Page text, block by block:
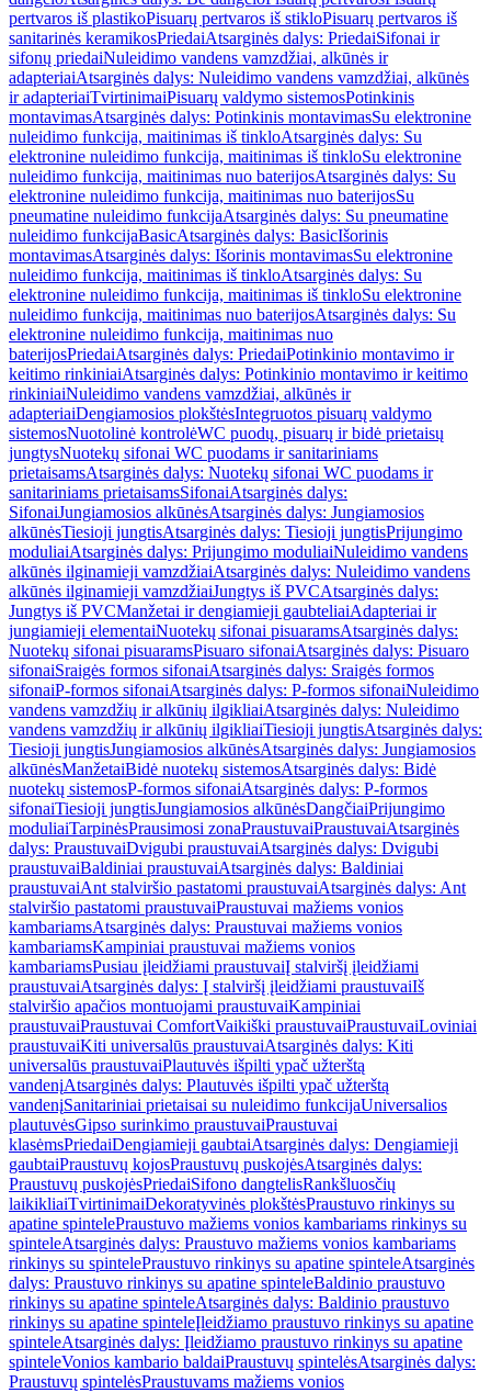
pertvaros iš plastikoPisuarų pertvaros iš stikloPisuarų pertvaros iš
sanitarinės keramikosPriedaiAtsarginės dalys: PriedaiSifonai ir
sifonų priedaiNuleidimo vandens vamzdžiai, alkūnės ir
adapteriaiAtsarginės dalys: Nuleidimo vandens vamzdžiai, alkūnės
ir adapteriaiTvirtinimaiPisuarų valdymo sistemosPotinkinis
montavimasAtsarginės dalys: Potinkinis montavimasSu elektronine
nuleidimo funkcija, maitinimas iš tinkloAtsarginės dalys: Su
elektronine nuleidimo funkcija, maitinimas iš tinkloSu elektronine
nuleidimo funkcija, maitinimas nuo baterijosAtsarginės dalys: Su
elektronine nuleidimo funkcija, maitinimas nuo baterijosSu
pneumatine nuleidimo funkcijaAtsarginės dalys: Su pneumatine
nuleidimo funkcijaBasicAtsarginės dalys: BasicIšorinis
montavimasAtsarginės dalys: Išorinis montavimasSu elektronine
nuleidimo funkcija, maitinimas iš tinkloAtsarginės dalys: Su
elektronine nuleidimo funkcija, maitinimas iš tinkloSu elektronine
nuleidimo funkcija, maitinimas nuo baterijosAtsarginės dalys: Su
elektronine nuleidimo funkcija, maitinimas nuo
baterijosPriedaiAtsarginės dalys: PriedaiPotinkinio montavimo ir
keitimo rinkiniaiAtsarginės dalys: Potinkinio montavimo ir keitimo
rinkiniaiNuleidimo vandens vamzdžiai, alkūnės ir
adapteriaiDengiamosios plokštėsIntegruotos pisuarų valdymo
sistemosNuotolinė kontrolėWC puodų, pisuarų ir bidė prietaisų
jungtysNuotekų sifonai WC puodams ir sanitariniams
prietaisamsAtsarginės dalys: Nuotekų sifonai WC puodams ir
sanitariniams prietaisamsSifonaiAtsarginės dalys:
SifonaiJungiamosios alkūnėsAtsarginės dalys: Jungiamosios
alkūnėsTiesioji jungtisAtsarginės dalys: Tiesioji jungtisPrijungimo
moduliaiAtsarginės dalys: Prijungimo moduliaiNuleidimo vandens
alkūnės ilginamieji vamzdžiaiAtsarginės dalys: Nuleidimo vandens
alkūnės ilginamieji vamzdžiaiJungtys iš PVCAtsarginės dalys:
Jungtys iš PVCManžetai ir dengiamieji gaubteliaiAdapteriai ir
jungiamieji elementaiNuotekų sifonai pisuaramsAtsarginės dalys:
Nuotekų sifonai pisuaramsPisuaro sifonaiAtsarginės dalys: Pisuaro
sifonaiSraigės formos sifonaiAtsarginės dalys: Sraigės formos
sifonaiP-formos sifonaiAtsarginės dalys: P-formos sifonaiNuleidimo
vandens vamzdžių ir alkūnių ilgikliaiAtsarginės dalys: Nuleidimo
vandens vamzdžių ir alkūnių ilgikliaiTiesioji jungtisAtsarginės dalys:
Tiesioji jungtisJungiamosios alkūnėsAtsarginės dalys: Jungiamosios
alkūnėsManžetaiBidė nuotekų sistemosAtsarginės dalys: Bidė
nuotekų sistemosP-formos sifonaiAtsarginės dalys: P-formos
sifonaiTiesioji jungtisJungiamosios alkūnėsDangčiaiPrijungimo
moduliaiTarpinėsPrausimosi zonaPraustuvaiPraustuvaiAtsarginės
dalys: PraustuvaiDvigubi praustuvaiAtsarginės dalys: Dvigubi
praustuvaiBaldiniai praustuvaiAtsarginės dalys: Baldiniai
praustuvaiAnt stalviršio pastatomi praustuvaiAtsarginės dalys: Ant
stalviršio pastatomi praustuvaiPraustuvai mažiems vonios
kambariamsAtsarginės dalys: Praustuvai mažiems vonios
kambariamsKampiniai praustuvai mažiems vonios
kambariamsPusiau įleidžiami praustuvaiĮ stalviršį įleidžiami
praustuvaiAtsarginės dalys: Į stalviršį įleidžiami praustuvaiIš
stalviršio apačios montuojami praustuvaiKampiniai
praustuvaiPraustuvai ComfortVaikiški praustuvaiPraustuvaiLoviniai
praustuvaiKiti universalūs praustuvaiAtsarginės dalys: Kiti
universalūs praustuvaiPlautuvės išpilti ypač užterštą
vandenįAtsarginės dalys: Plautuvės išpilti ypač užterštą
vandenįSanitariniai prietaisai su nuleidimo funkcijaUniversalios
plautuvėsGipso surinkimo praustuvaiPraustuvai
klasėmsPriedaiDengiamieji gaubtaiAtsarginės dalys: Dengiamieji
gaubtaiPraustuvų kojosPraustuvų puskojėsAtsarginės dalys:
Praustuvų puskojėsPriedaiSifono dangtelisRankšluosčių
laikikliaiTvirtinimaiDekoratyvinės plokštėsPraustuvo rinkinys su
apatine spintelePraustuvo mažiems vonios kambariams rinkinys su
spinteleAtsarginės dalys: Praustuvo mažiems vonios kambariams
rinkinys su spintelePraustuvo rinkinys su apatine spinteleAtsarginės
dalys: Praustuvo rinkinys su apatine spinteleBaldinio praustuvo
rinkinys su apatine spinteleAtsarginės dalys: Baldinio praustuvo
rinkinys su apatine spinteleĮleidžiamo praustuvo rinkinys su apatine
spinteleAtsarginės dalys: Įleidžiamo praustuvo rinkinys su apatine
spinteleVonios kambario baldaiPraustuvų spintelėsAtsarginės dalys:
Praustuvų spintelėsPraustuvams mažiems vonios